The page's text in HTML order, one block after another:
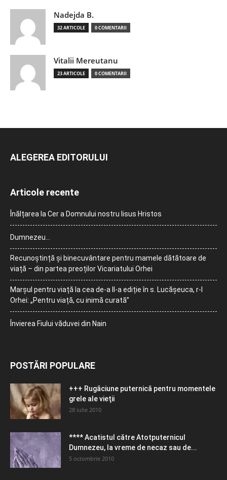
Nadejda B.
32 ARTICOLE 0 COMENTARII
Vitalii Mereutanu
23 ARTICOLE 0 COMENTARII
ALEGEREA EDITORULUI
Articole recente
Înălțarea la Cer a Domnului nostru Iisus Hristos
Dumnezeu…
Recunoștință și binecuvântare pentru mamele dătătoare de
viață – din partea preoților Vicariatului Orhei
Marșul pentru viață la cea de-a II-a ediție în s. Lucășeuca, r-l
Orhei: „Pentru viață, cu inimă curată”
Învierea Fiului văduvei din Nain
POSTĂRI POPULARE
+++ Rugăciune puternică pentru momentele
grele ale vieţii
28 iulie 2010
**** Acatistul către Atotputernicul
Dumnezeu, la vreme de necaz sau de...
5 octombrie 2010